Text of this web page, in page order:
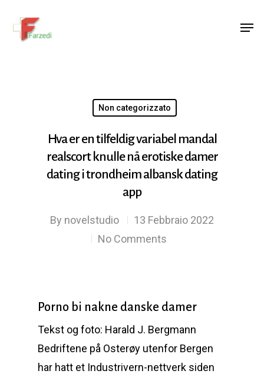
Non categorizzato
Hva er en tilfeldig variabel mandal
realscort knulle nå erotiske damer
dating i trondheim albansk dating
app
By novelstudio
13 Febbraio 2022
No Comments
Porno bi nakne danske damer
Tekst og foto: Harald J. Bergmann
Bedriftene på Osterøy utenfor Bergen
har hatt et Industrivern-nettverk siden